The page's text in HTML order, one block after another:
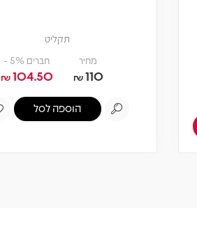
תקליט
מחיר
110
₪
חברים 5% -
104.50
₪
הוספה לסל